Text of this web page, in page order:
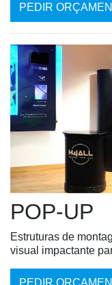
PEDIR
POP-UP
Estruturas de
visual impactante
PEDIR